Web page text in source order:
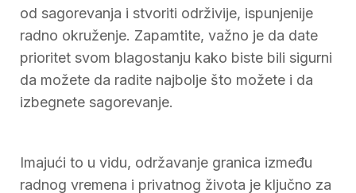
od sagorevanja i stvoriti održivije, ispunjenije
radno okruženje. Zapamtite, važno je da date
prioritet svom blagostanju kako biste bili sigurni
da možete da radite najbolje što možete i da
izbegnete sagorevanje.
Imajući to u vidu, održavanje granica između
radnog vremena i privatnog života je ključno za